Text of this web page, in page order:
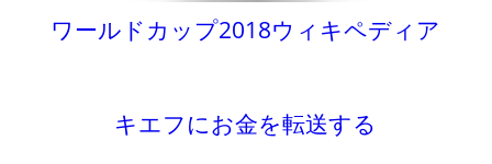
ワールドカップ2018ウィキペディア
キエフにお金を転送する